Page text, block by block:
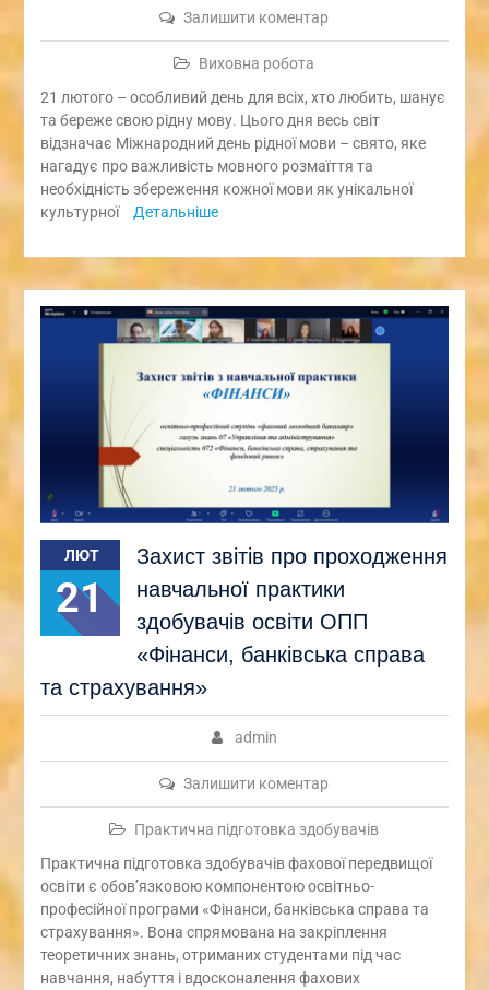
Залишити коментар
Виховна робота
21 лютого – особливий день для всіх, хто любить, шанує
та береже свою рідну мову. Цього дня весь світ
відзначає Міжнародний день рідної мови – свято, яке
нагадує про важливість мовного розмаїття та
необхідність збереження кожної мови як унікальної
культурної
Детальніше
ЛЮТ
21
Захист звітів про проходження
навчальної практики
здобувачів освіти ОПП
«Фінанси, банківська справа
та страхування»
admin
Залишити коментар
Практична підготовка здобувачів
Практична підготовка здобувачів фахової передвищої
освіти є обов’язковою компонентою освітньо-
професійної програми «Фінанси, банківська справа та
страхування». Вона спрямована на закріплення
теоретичних знань, отриманих студентами під час
навчання, набуття і вдосконалення фахових